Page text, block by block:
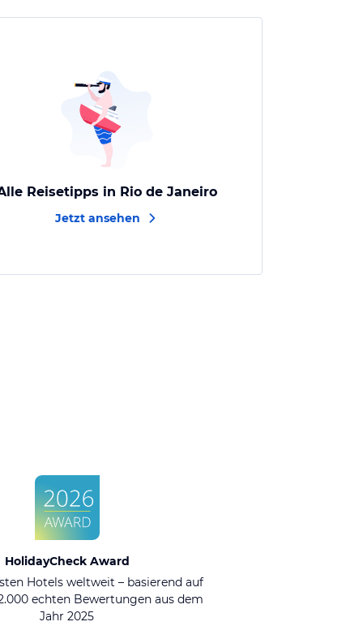
Reisetipps in Rio de Janeiro
Jetzt ansehen
HolidayCheck Award
Hotels weltweit – basierend auf
echten Bewertungen aus dem
Jahr 2025